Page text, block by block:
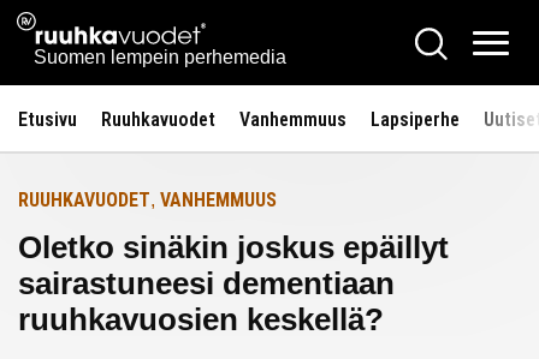
Siirry
sisältöön
Ruuhkavuodet.fi
Suomen lempein perhemedia
Hae
Etusivu Ruuhkavuodet Vanhemmuus Lapsiperhe
Etusivulle
RUUHKAVUODET, VANHEMMUUS
Oletko sinäkin joskus epäillyt
sairastuneesi dementiaan
ruuhkavuosien keskellä?